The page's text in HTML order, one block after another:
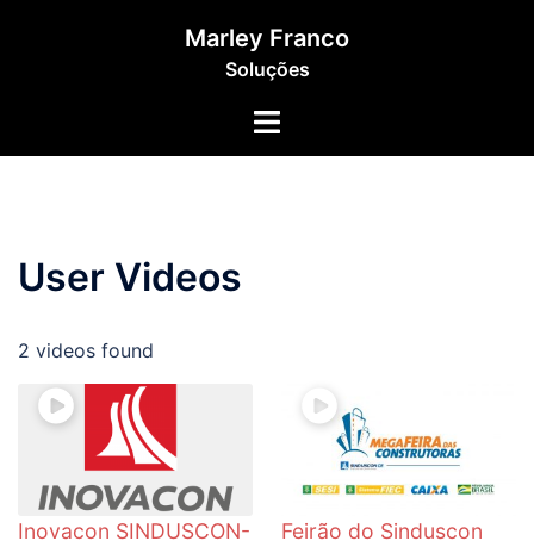
Marley Franco
Soluções
Toggle
User Videos
2 videos found
Inovacon SINDUSCON-
Feirão do Sinduscon